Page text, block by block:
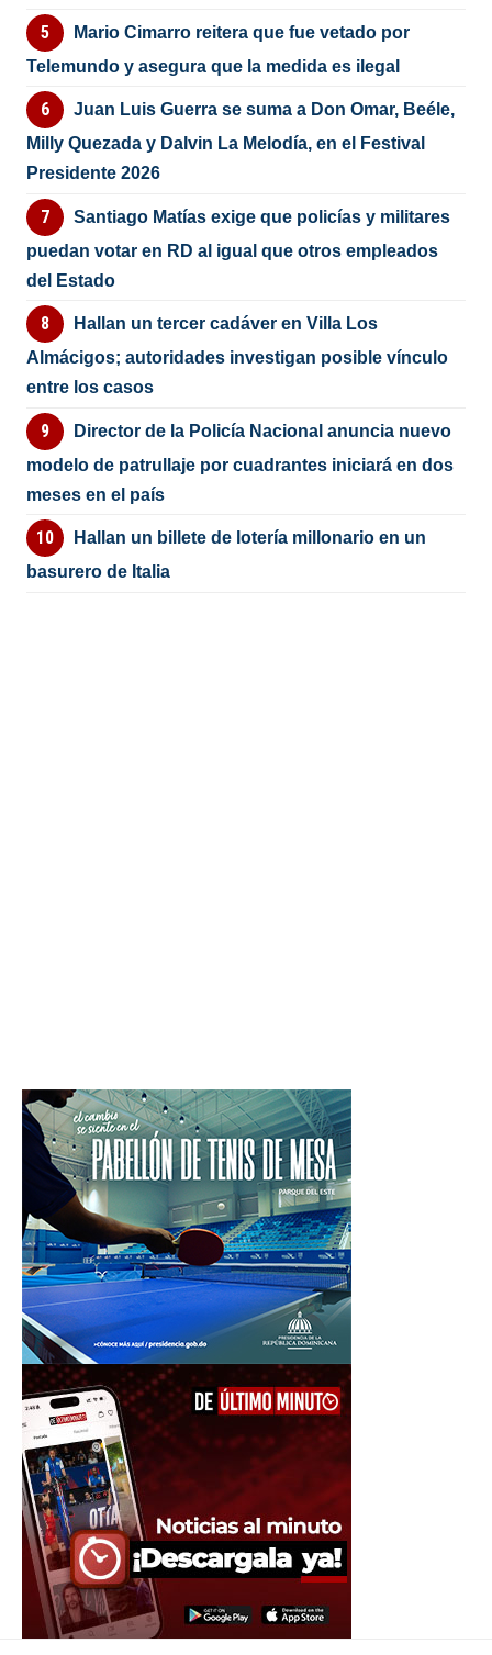
Mario Cimarro reitera que fue vetado por
Telemundo y asegura que la medida es ilegal
Juan Luis Guerra se suma a Don Omar, Beéle,
Milly Quezada y Dalvin La Melodía, en el Festival
Presidente 2026
Santiago Matías exige que policías y militares
puedan votar en RD al igual que otros empleados
del Estado
Hallan un tercer cadáver en Villa Los
Almácigos; autoridades investigan posible vínculo
entre los casos
Director de la Policía Nacional anuncia nuevo
modelo de patrullaje por cuadrantes iniciará en dos
meses en el país
Hallan un billete de lotería millonario en un
basurero de Italia